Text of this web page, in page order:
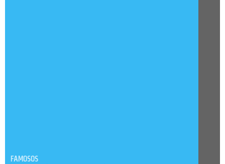
FAMOSOS